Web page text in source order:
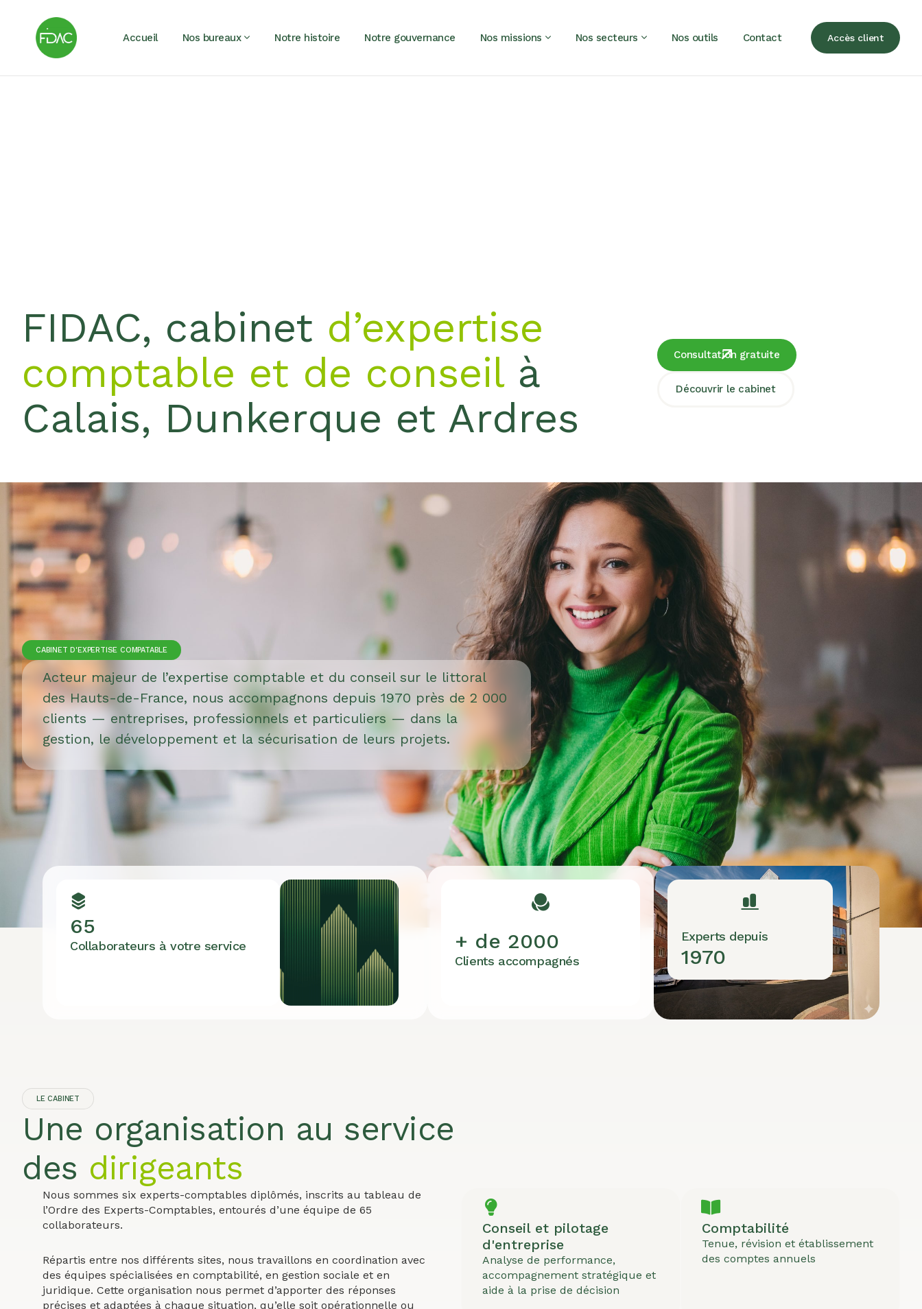
Accueil Nos bureaux Notre histoire Notre gouvernance Nos missions Nos secteurs Nos outils Contact Accès client
FIDAC, cabinet d’expertise
comptable et de conseil à
Calais, Dunkerque et Ardres
Consultation gratuite
Découvrir le cabinet
CABINET D'EXPERTISE COMPATABLE
Acteur majeur de l’expertise comptable et du conseil sur le littoral
des Hauts-de-France, nous accompagnons depuis 1970 près de 2 000
clients — entreprises, professionnels et particuliers — dans la
gestion, le développement et la sécurisation de leurs projets.
65
Collaborateurs à votre service + de 2000
Clients accompagnés
Experts depuis
1970
LE CABINET
Une organisation au service
des dirigeants
Nous sommes six experts-comptables diplômés, inscrits au tableau de
l’Ordre des Experts-Comptables, entourés d’une équipe de 65
collaborateurs.
Répartis entre nos différents sites, nous travaillons en coordination avec
des équipes spécialisées en comptabilité, en gestion sociale et en
juridique. Cette organisation nous permet d’apporter des réponses
précises et adaptées à chaque situation, qu’elle soit opérationnelle ou
Conseil et pilotage
d'entreprise
Analyse de performance,
accompagnement stratégique et
aide à la prise de décision
Comptabilité
Tenue, révision et établissement
des comptes annuels